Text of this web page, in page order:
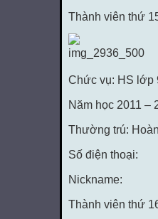
Thành viên thứ
Chức vụ: HS lớp
Năm học 2011 –
Thường trú:
Số điện thoại:
Nickname:
Thành viên thứ